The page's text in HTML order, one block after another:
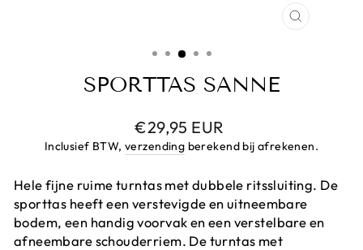
CLOSE
SPORTTAS SANNE
Prijs
€29,95 EUR
Inclusief BTW,verzending berekend bij afrekenen.
Hele fijne ruime turntas met dubbele ritssluiting. De
sporttas heeft een verstevigde en uitneembare
bodem, een handig voorvak en een verstelbare en
afneembare schouderriem. De turntas met